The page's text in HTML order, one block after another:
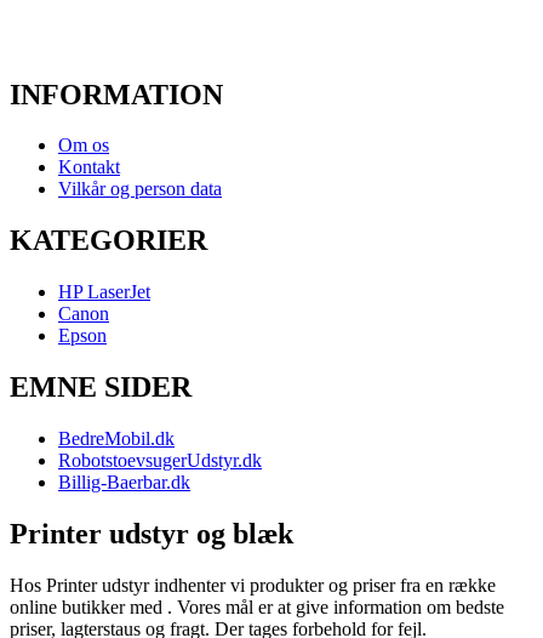
INFORMATION
Om os
Kontakt
Vilkår og person data
KATEGORIER
HP LaserJet
Canon
Epson
EMNE SIDER
BedreMobil.dk
RobotstoevsugerUdstyr.dk
Billig-Baerbar.dk
Printer udstyr og blæk
Hos Printer udstyr indhenter vi produkter og priser fra en række
online butikker med . Vores mål er at give information om bedste
priser, lagterstaus og fragt. Der tages forbehold for fejl.